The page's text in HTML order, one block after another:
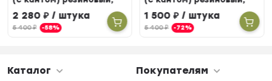
80 х 120 см
2 280₽/ штука
5 400₽ -58%
60 х 90 см
1 500₽/ штука
5 400₽ -72%
Каталог Покупателям